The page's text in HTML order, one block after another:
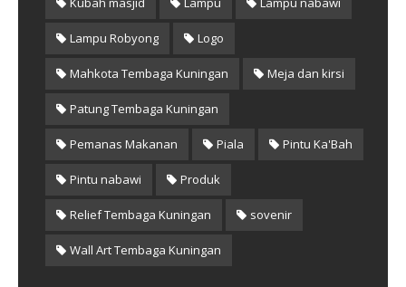
Lampu Robyong Logo
Mahkota Tembaga Kuningan Meja dan kirsi
Patung Tembaga Kuningan
Pemanas Makanan Piala Pintu Ka'Bah
Pintu nabawi Produk
Relief Tembaga Kuningan sovenir
Wall Art Tembaga Kuningan